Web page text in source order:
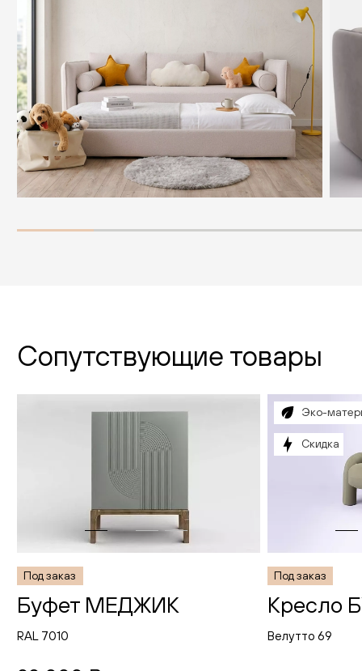
Сопутствующие товары
Буфет МЕДЖИК
Под заказ
RAL 7010
Эко-
Скидка
Кресло
Под заказ
Велутто 69